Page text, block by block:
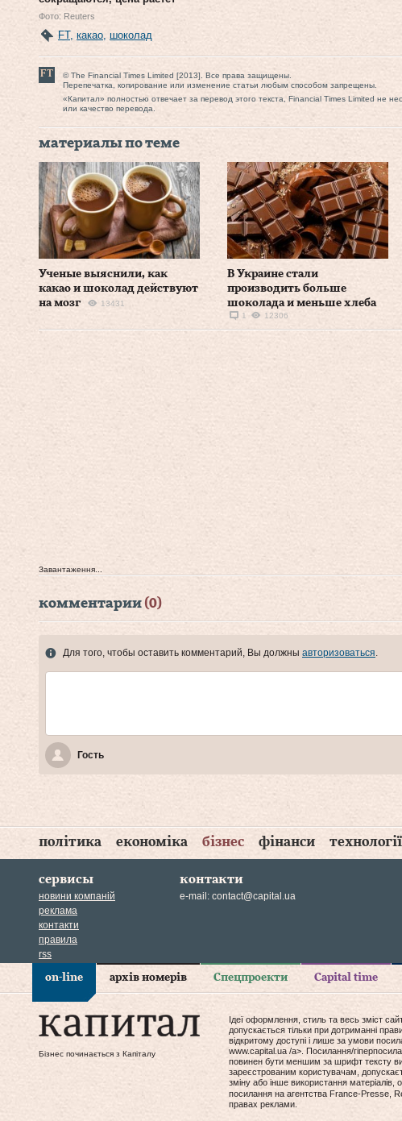
Фото: Reuters
FT, какао, шоколад
© The Financial Times Limited [2013]. Все права защищены.
Перепечатка, копирование или изменение статьи любым способом запрещены.
«Капитал» полностью отвечает за перевод этого текста, Financial Times Limited не
или качество перевода.
материалы по теме
Ученые выяснили, как
какао и шоколад действуют
на мозг
13431
В Украине стали
производить больше
шоколада и меньше хлеба
1 12306
Завантаження...
комментарии(0)
Для того, чтобы оставить комментарий, Вы должны авторизоваться.
Гость
політика економіка бізнес фінанси технології
сервисы
новини компаній
реклама
контакти
правила
rss
контакти
e-mail: contact@capital.ua
on-line архів номерів Спецпроекти Capital time
Бізнес починається з Капіталу
Ідеї оформлення, стиль та весь зміст
допускається тільки при дотриманні
відкритому доступі і лише за умови
www.capital.ua /a>. Посилання/
повинен бути меншим за шрифт тексту
зареєстрованим користувачам,
зміну або інше використання
посилання на агентства France-Presse,
правах реклами.